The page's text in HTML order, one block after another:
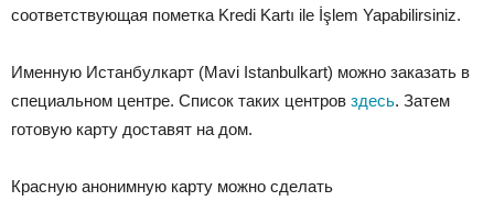
соответствующая пометка Kredi Kartı ile İşlem Yapabilirsiniz.
Именную Истанбулкарт (Mavi Istanbulkart) можно заказать в
специальном центре. Список таких центров здесь. Затем
готовую карту доставят на дом.
Красную анонимную карту можно сделать